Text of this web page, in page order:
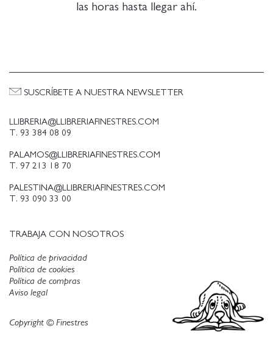
las horas hasta llegar ahí.
LLIBRERIA@LLIBRERIAFINESTRES.COM
T. 93 384 08 09
PALAMOS@LLIBRERIAFINESTRES.COM
T. 97 213 18 70
PALESTINA@LLIBRERIAFINESTRES.COM
T. 93 090 33 00
TRABAJA CON NOSOTROS
SUSCRÍBETE A NUESTRA NEWSLETTER
Política de privacidad
Política de cookies
Aviso legal
Política de compras
Copyright © Finestres